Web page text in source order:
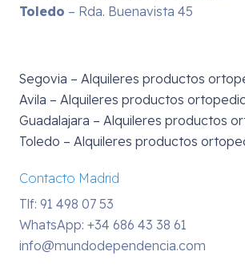
Toledo – Rda. Buenavista 45
Segovia – Alquileres productos
Avila – Alquileres productos
Guadalajara – Alquileres productos
Toledo – Alquileres productos
Contacto Madrid
Tlf: 91 498 07 53
WhatsApp: +34 686 43 38 61
info@mundodependencia.com